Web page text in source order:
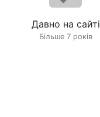
Давно на сайті
Більше 7 років